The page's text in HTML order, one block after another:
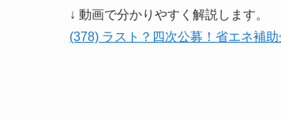
↓ 動画で分かりやすく解説します。
(378) ラスト？四次公募！省エネ補